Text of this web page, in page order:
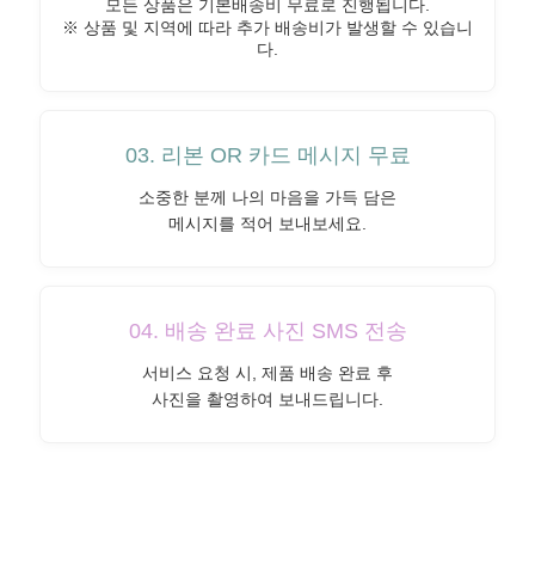
모든 상품은 기본배송비 무료로 진행됩니다.
※ 상품 및 지역에 따라 추가 배송비가 발생할 수 있습니
다.
03. 리본 OR 카드 메시지 무료
소중한 분께 나의 마음을 가득 담은
메시지를 적어 보내보세요.
04. 배송 완료 사진 SMS 전송
서비스 요청 시, 제품 배송 완료 후
사진을 촬영하여 보내드립니다.